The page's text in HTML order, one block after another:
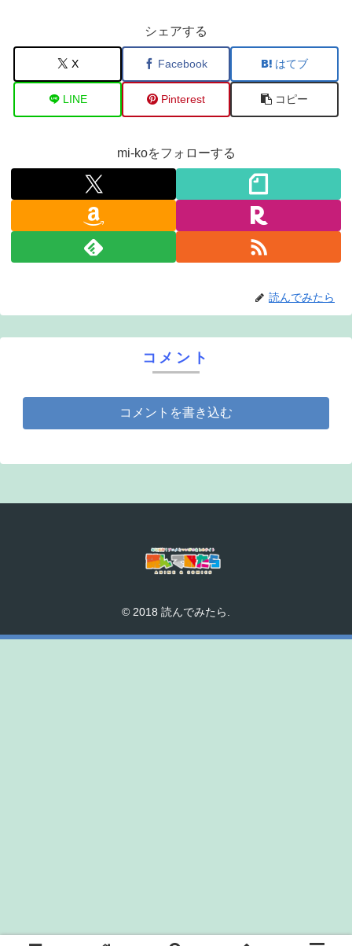
シェアする
X Facebook はてブ
LINE Pinterest コピー
mi-koをフォローする
読んでみたら
コメント
コメントを書き込む
© 2018 読んでみたら.